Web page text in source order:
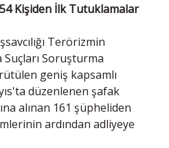
Kişiden İlk Tutuklamalar
Terörizmin
Suçları Soruşturma
geniş kapsamlı
düzenlenen şafak
alınan 161 şüpheliden
ardından adliyeye